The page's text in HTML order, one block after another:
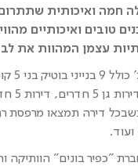
חמה ואיכותית
טובים ואיכותיים
עצמן המהוות את
"כפיר בונים" הוותיקה